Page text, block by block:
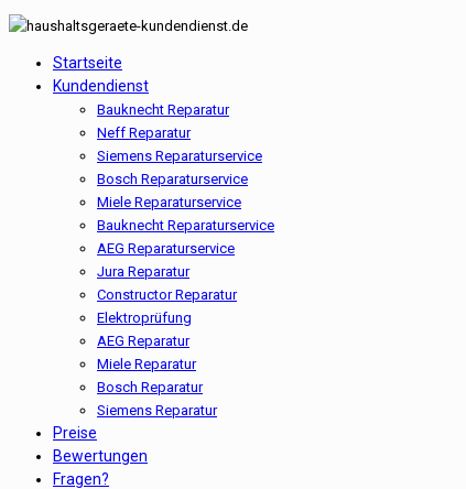
Startseite
Kundendienst
Bauknecht Reparatur
Neff Reparatur
Siemens Reparaturservice
Bosch Reparaturservice
Miele Reparaturservice
Bauknecht Reparaturservice
AEG Reparaturservice
Jura Reparatur
Constructor Reparatur
Elektroprüfung
AEG Reparatur
Miele Reparatur
Bosch Reparatur
Siemens Reparatur
Preise
Bewertungen
Fragen?